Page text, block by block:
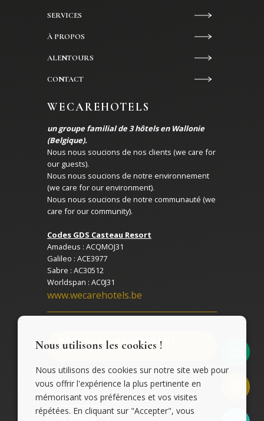
Nous utilisons les cookies !
Nous utilisons des cookies sur notre site web pour
vous offrir l'expérience la plus pertinente en
mémorisant vos préférences et vos visites
répétées. En cliquant sur "Accepter", vous
SERVICES
À PROPOS
ALENTOURS
CONTACT
WECAREHOTELS
un groupe familial de 3 hôtels en Wallonie
(Belgique).
Nous nous soucions de nos clients (we care for
our guests).
Nous nous soucions de notre environnement
(we care for our environment).
Nous nous soucions de notre communauté (we
care for our community).
Codes GDS Casteau Resort
Amadeus : ACQMOJ31
Galileo : ACE3977
Sabre : AC30512
Worldspan : AC0J31
www.wecarehotels.be
RÉSERVER MAINTENANT